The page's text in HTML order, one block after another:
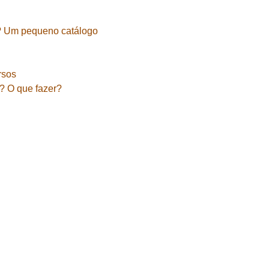
Um pequeno catálogo
O que fazer?